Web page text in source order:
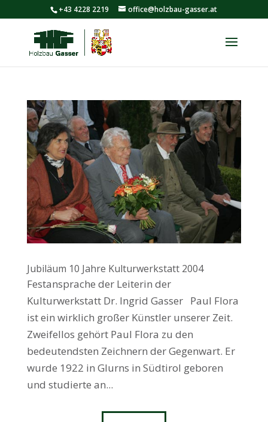
+43 4228 2219 office@holzbau-gasser.at
Jubiläum 10 Jahre Kulturwerkstatt 2004
Festansprache der Leiterin der
Kulturwerkstatt Dr. Ingrid Gasser Paul Flora
ist ein wirklich großer Künstler unserer Zeit.
Zweifellos gehört Paul Flora zu den
bedeutendsten Zeichnern der Gegenwart. Er
wurde 1922 in Glurns in Südtirol geboren
und studierte an...